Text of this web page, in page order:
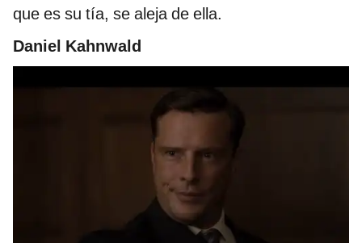
que es su tía, se aleja de ella.
Daniel Kahnwald